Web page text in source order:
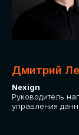
Дмитрий
Nexign
Руководитель
управления
ДЛЯ
ОТ
Оплата через